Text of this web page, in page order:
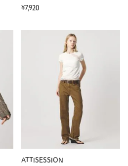
¥7,920
ATTISESSION